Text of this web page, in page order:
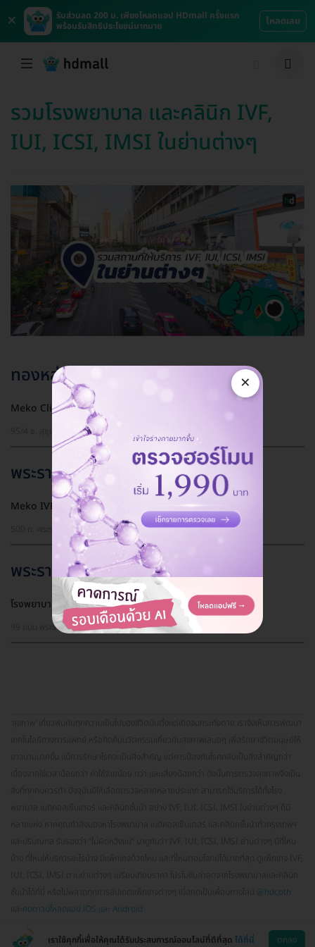
×
รับส่วนลด 200 บ. เพียงโหลดแอป HDmall ครั้งแรก
พร้อมรับสิทธิประโยชน์มากมาย
โหลดเลย
รวมโรงพยาบาล และคลินิก IVF,
IUI, ICSI, IMSI ในย่านต่างๆ
ทองหล่อ
Meko Clinic (เมโกะ คลินิก) สาขาทองหล่อ
95/4 ซ. สุขุมวิท 55 แขวงคลองตันเหนือ เขตวัฒนา กรุงเทพมหานคร 10110
พระราม 2
Meko IVF (เมโกะ ไอวีเอฟ) สาขาพระราม 2
500 ถ. พระรามที่ 2 แขวงบางมด เขตจอมทอง กรุงเทพมหานคร 10150
พระราม 9
โรงพยาบาลพระรามเก้า ศูนย์รักษาภาวะผู้มีบุตรยาก
99 ถนน พระราม 9 แขวง บางกะปิ เขตห้วยขวาง กรุงเทพมหานคร 10310
'สุขภาพ' เกี่ยวพันกับทุกความเป็นไปของชีวิตนับตั้งแต่เกิดจนกระทั่งตาย เราจึงเห็นการพัฒนา
เทคโนโลยีทางการแพทย์ หรือคิดค้นนวัตกรรมเกี่ยวกับสุขภาพเสมอๆ เพื่อรักษาชีวิตมนุษย์ให้
ยาวนานมากขึ้น แม้การรักษาโรคจะเป็นสิ่งสำคัญ แต่การป้องกันโรคกลับเป็นสิ่งสำคัญกว่า
สิ่งที่ทุกคนควรทำ ปัจจุบันมีให้เลือกตรวจหลากหลายประเภท สามารถใช้บริการได้ทั้งโรง
พยาบาล เมดิคอลเซ็นเตอร์ และคลินิกชั้นนำ อย่าง IVF, IUI, ICSI, IMSI ในย่านต่างๆ ก็มี
หลายแห่ง หากคุณกำลังมองหาโรงพยาบาล เมดิคอลเซ็นเตอร์ และคลินิกชั้นนำทั่วกรุงเทพฯ
และปริมณฑล รับรองว่า “ไม่ผิดหวังแน่” มาดูกันว่า IVF, IUI, ICSI, IMSI ย่านต่างๆ มีที่ไหน
บ้าง ที่ไหนให้บริการอะไรบ้าง มีแพ็กเกจด้วยไหม และที่ไหนตอบโจทย์ได้มากที่สุด ดูแพ็กเกจ IVF,
IUI, ICSI, IMSI ตามย่านต่างๆ เปรียบเทียบราคา โปรโมชั่นล่าสุดจากโรงพยาบาลและคลินิก
ชั้นนำได้ที่นี่ หรือไม่พลาดทุกการอัปเดตแพ็กเกจต่างๆ เมื่อกดเป็นเพื่อนทางไลน์ @hdcoth
กดดาวน์โหลดแอป iOS และ Android
เราใช้คุกกี้เพื่อให้คุณได้รับประสบการณ์ออนไลน์ที่ดีที่สุด ได้ที่นี่ ตกลง
×